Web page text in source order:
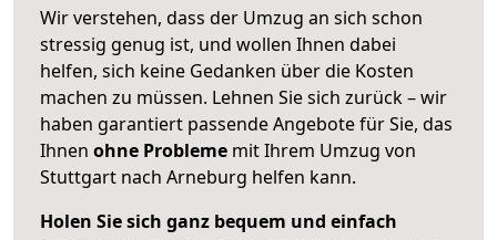
Wir verstehen, dass der Umzug an sich schon
stressig genug ist, und wollen Ihnen dabei
helfen, sich keine Gedanken über die Kosten
machen zu müssen. Lehnen Sie sich zurück – wir
haben garantiert passende Angebote für Sie, das
Ihnen ohne Probleme mit Ihrem Umzug von
Stuttgart nach Arneburg helfen kann.
Holen Sie sich ganz bequem und einfach